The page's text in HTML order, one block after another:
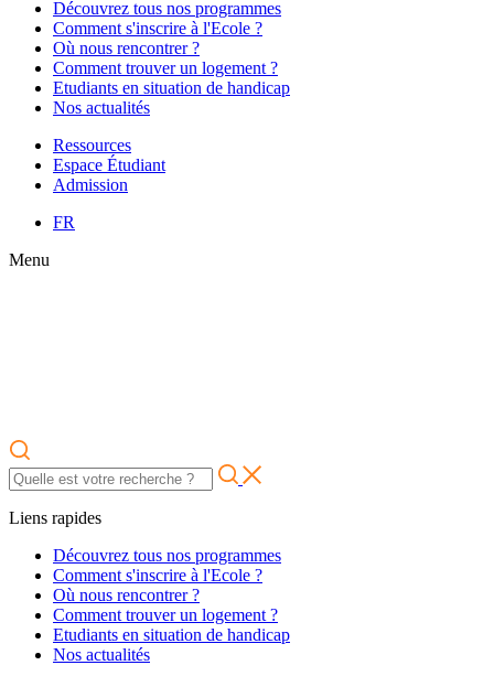
Découvrez tous nos programmes
Comment s'inscrire à l'Ecole ?
Où nous rencontrer ?
Comment trouver un logement ?
Etudiants en situation de handicap
Nos actualités
Ressources
Espace Étudiant
Admission
FR
Menu
Liens rapides
Découvrez tous nos programmes
Comment s'inscrire à l'Ecole ?
Où nous rencontrer ?
Comment trouver un logement ?
Etudiants en situation de handicap
Nos actualités